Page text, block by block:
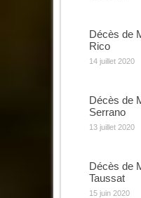
Décès de
Rico
14 juillet 2020
Décès de
Serrano
13 juillet 2020
Décès de
Taussat
15 juin 2020